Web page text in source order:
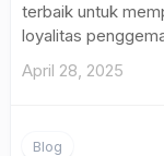
terbaik untuk
loyalitas
April 28, 2025
Blog